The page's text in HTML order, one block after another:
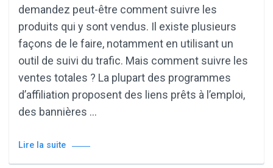
demandez peut-être comment suivre les
produits qui y sont vendus. Il existe plusieurs
façons de le faire, notamment en utilisant un
outil de suivi du trafic. Mais comment suivre les
ventes totales ? La plupart des programmes
d’affiliation proposent des liens prêts à l’emploi,
des bannières …
Lire la suite